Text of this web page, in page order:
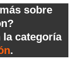
sobre
la categoría
.